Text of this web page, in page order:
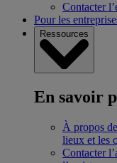
Contacter
Pour les
Ressources
En savoir
À propos
lieux et les
Contacter